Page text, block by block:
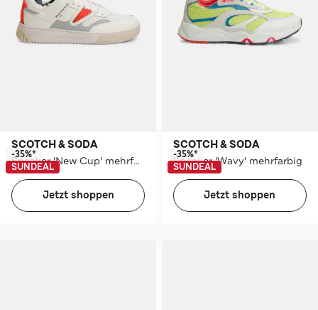
SCOTCH & SODA
Sneaker 'New Cup' mehrfarbig
-35%*
SUNDEAL
Jetzt shoppen
SCOTCH & SODA
Sneaker 'Wavy' mehrfarbig
-35%*
SUNDEAL
Jetzt shoppen